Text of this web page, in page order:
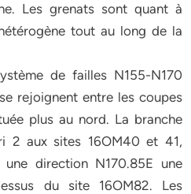
Les grenats sont quant à
tout au long de la
de failles N155-N170
rejoignent entre les coupes
plus au nord. La branche
2 aux sites 16OM40 et 41,
direction N170.85E une
du site 16OM82. Les